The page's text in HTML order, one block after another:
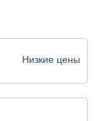
Низкие цены